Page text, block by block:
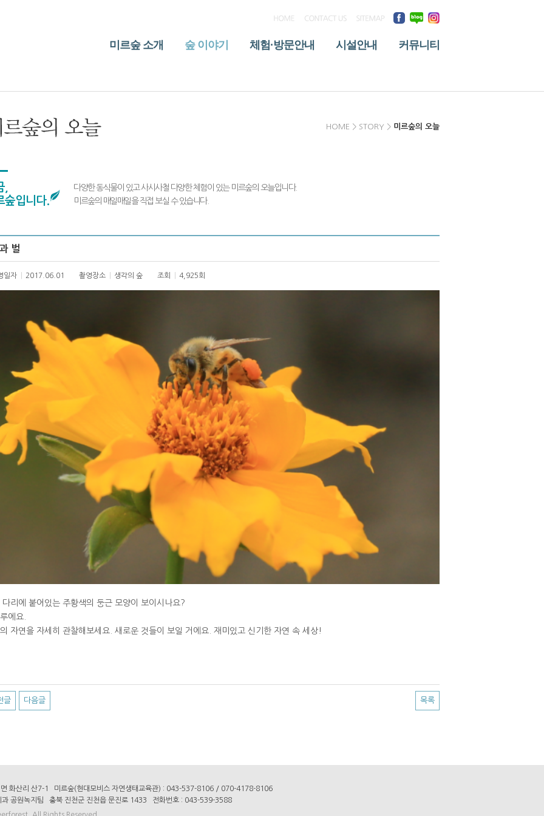
미르숲 소개 숲 이야기 체험·방문안내 시설안내 커뮤니티
HOME > STORY > 미르숲의 오늘
,
숲입니다.
다양한 동식물이 있고 사시사철 다양한 체험이 있는 미르숲의 오늘입니다.
미르숲의 매일매일을 직접 보실 수 있습니다.
벌
일자 2017.06.01 촬영장소 생각의 숲 조회 4,925회
다리에 붙어있는 주황색의 둥근 모양이 보이시나요?
에요.
자연을 자세히 관찰해보세요. 새로운 것들이 보일 거에요. 재미있고 신기한 자연 속 세상!
글 다음글 목록
면 화산리 산7-1 미르숲(현대모비스 자연생태교육관) : 043-537-8106 / 070-4178-8106
과 공원녹지팀 충북 진천군 진천읍 문진로 1433 전화번호 : 043-539-3588